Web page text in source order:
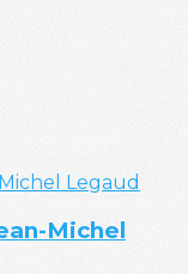
Michel